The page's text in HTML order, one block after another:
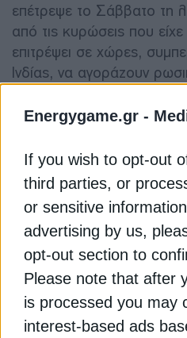
Energygame.gr -
If you wish to opt-out
third parties, or
or sensitive
advertising by us,
opt-out section to
Please note that after
is processed you may
interest-based ads
επέτρεψε το Σάββατο τη
από τις κυρώσεις που
επιτρέψει σε χώρες,
Ινδίας, να αγοράζουν
ενός μήνα.
«Οι φόβοι για νέες
έχουν επιδεινώσει τις
προσφορά… το γεγονός
Πολιτείες άφησαν να
κυρώσεις κατά της
η Βαντάνα Χάρι, ιδρύτρια
της αγοράς πετρελαίου
Διαβάστε ακόμη